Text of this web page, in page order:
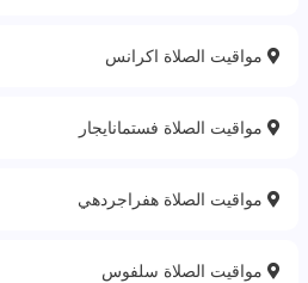
مواقيت الصلاة اكرانس
مواقيت الصلاة فستمانايجار
مواقيت الصلاة هفراجردهي
مواقيت الصلاة سلفوس